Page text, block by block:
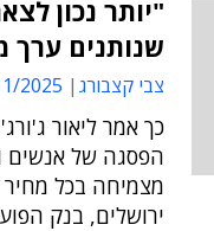
"יותר נכון
שנותנים ערך
צבי קצבורג 13:03
כך אמר ליאור
הפסגה של אנשים
מצמיחה בכל
ירושלים, בנק